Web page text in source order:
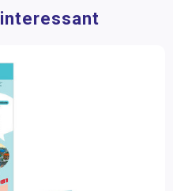
interessant